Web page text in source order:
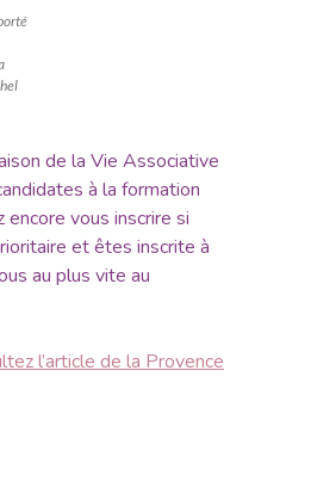
de la Vie Associative
à la formation
vous inscrire si
et êtes inscrite à
au plus vite au
l’article de la Provence